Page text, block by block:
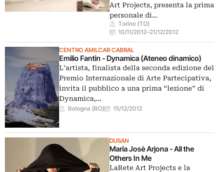
Art Projects, presenta la prima
personale di…
Torino (TO)
10/11/2012–21/12/2012
CENTRO AMILCAR CABRAL
Emilio Fantin - Dynamica (Ateneo dinamico)
L’artista, finalista della seconda edizione del
Premio Internazionale di Arte Partecipativa,
invita il pubblico a una prima “lezione” di
Dynamica,…
Bologna (BO) 15/12/2012
DUSAN
Maria Josè Arjona - All the
Others In Me
LaRete Art Projects e la